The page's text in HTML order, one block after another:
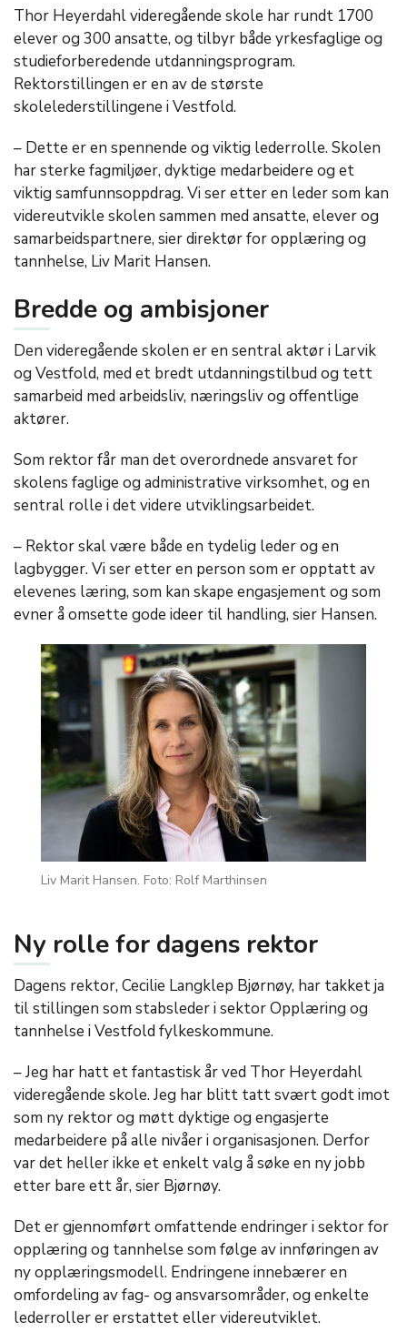
Thor Heyerdahl videregående skole har rundt 1700
elever og 300 ansatte, og tilbyr både yrkesfaglige og
studieforberedende utdanningsprogram.
Rektorstillingen er en av de største
skolelederstillingene i Vestfold.
– Dette er en spennende og viktig lederrolle. Skolen
har sterke fagmiljøer, dyktige medarbeidere og et
viktig samfunnsoppdrag. Vi ser etter en leder som kan
videreutvikle skolen sammen med ansatte, elever og
samarbeidspartnere, sier direktør for opplæring og
tannhelse, Liv Marit Hansen.
Bredde og ambisjoner
Den videregående skolen er en sentral aktør i Larvik
og Vestfold, med et bredt utdanningstilbud og tett
samarbeid med arbeidsliv, næringsliv og offentlige
aktører.
Som rektor får man det overordnede ansvaret for
skolens faglige og administrative virksomhet, og en
sentral rolle i det videre utviklingsarbeidet.
– Rektor skal være både en tydelig leder og en
lagbygger. Vi ser etter en person som er opptatt av
elevenes læring, som kan skape engasjement og som
evner å omsette gode ideer til handling, sier Hansen.
Liv Marit Hansen. Foto: Rolf Marthinsen
Ny rolle for dagens rektor
Dagens rektor, Cecilie Langklep Bjørnøy, har takket ja
til stillingen som stabsleder i sektor Opplæring og
tannhelse i Vestfold fylkeskommune.
– Jeg har hatt et fantastisk år ved Thor Heyerdahl
videregående skole. Jeg har blitt tatt svært godt imot
som ny rektor og møtt dyktige og engasjerte
medarbeidere på alle nivåer i organisasjonen. Derfor
var det heller ikke et enkelt valg å søke en ny jobb
etter bare ett år, sier Bjørnøy.
Det er gjennomført omfattende endringer i sektor for
opplæring og tannhelse som følge av innføringen av
ny opplæringsmodell. Endringene innebærer en
omfordeling av fag- og ansvarsområder, og enkelte
lederroller er erstattet eller videreutviklet.